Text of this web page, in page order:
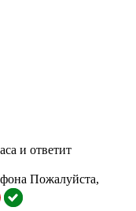
и ответит
Пожалуйста,